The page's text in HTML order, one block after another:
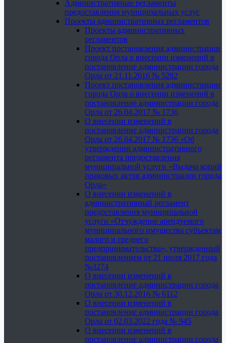
Административные регламенты
предоставления муниципальных услуг
Проекты административных регламентов
Проекты административных
регламентов
Проект постановления администрации
города Орла о внесении изменений в
постановление администрации города
Орла от 21.11.2016 № 5282
Проект постановления администрации
города Орла о внесении изменений в
постановление администрации города
Орла от 26.04.2017 № 1736
О внесении изменений в
постановление администрации города
Орла от 26.04.2017 № 1736 «Об
утверждении административного
регламента предоставления
муниципальной услуги «Выдача копий
правовых актов администрации города
Орла»
О внесении изменений в
административный регламент
предоставления муниципальной
услуги «Отчуждение арендуемого
муниципального имущества субъектам
малого и среднего
предпринимательства», утвержденный
постановлением от 21 июля 2017 года
№3274
О внесении изменений в
постановление администрации города
Орла от 30.12.2016 № 6112
О внесении изменений в
постановление администрации города
Орла от 02.03.2022 года № 945
О внесении изменений в
постановление администрации города